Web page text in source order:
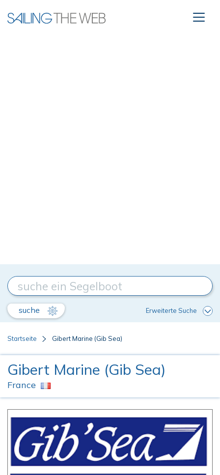
suche Erweiterte Suche
Startseite Gibert Marine (Gib Sea)
Gibert Marine (Gib Sea)
France